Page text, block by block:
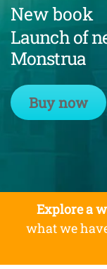
New book
Launch of
Monstrua
Buy now
Explore a
what we